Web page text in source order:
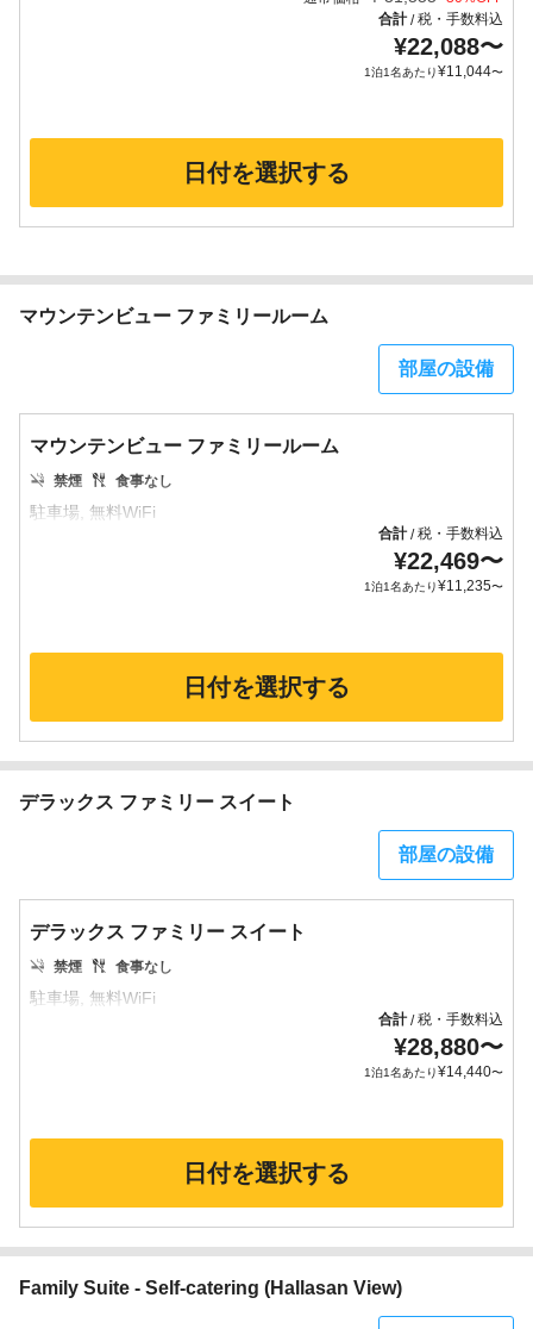
合計/税・手数料込
¥22,088〜
1泊1名あたり¥11,044〜
日付を選択する
マウンテンビュー ファミリールーム
部屋の設備
マウンテンビュー ファミリールーム
禁煙 食事なし
合計/税・手数料込
¥22,469〜
1泊1名あたり¥11,235〜
日付を選択する
デラックス ファミリー スイート
部屋の設備
デラックス ファミリー スイート
禁煙 食事なし
合計/税・手数料込
¥28,880〜
1泊1名あたり¥14,440〜
日付を選択する
Family Suite - Self-catering (Hallasan View)